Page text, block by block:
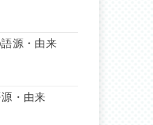
源・由来
・由来